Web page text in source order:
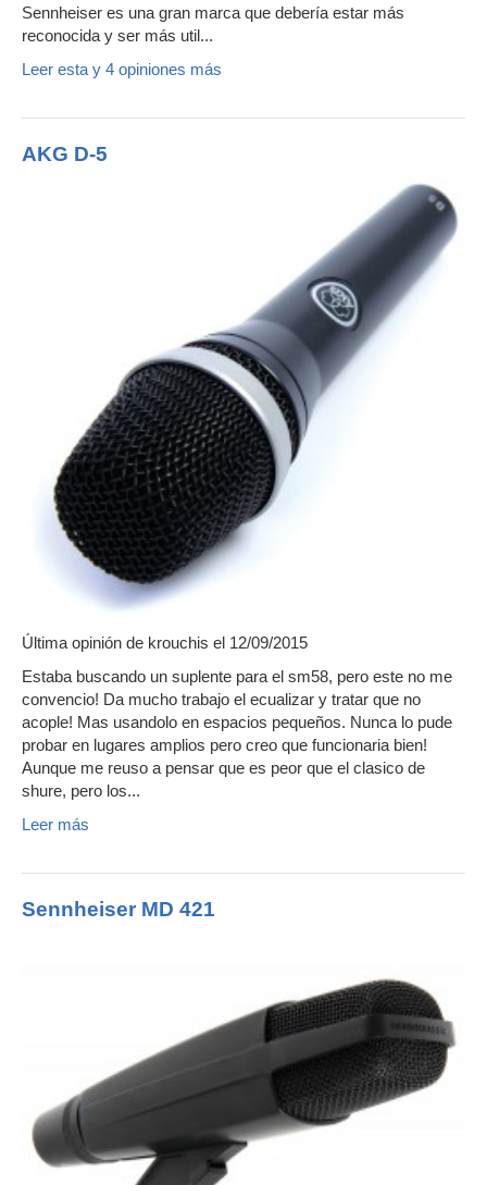
Sennheiser es una gran marca que debería estar más
reconocida y ser más util...
Leer esta y 4 opiniones más
AKG D-5
Última opinión de krouchis el 12/09/2015
Estaba buscando un suplente para el sm58, pero este no me
convencio! Da mucho trabajo el ecualizar y tratar que no
acople! Mas usandolo en espacios pequeños. Nunca lo pude
probar en lugares amplios pero creo que funcionaria bien!
Aunque me reuso a pensar que es peor que el clasico de
shure, pero los...
Leer más
Sennheiser MD 421